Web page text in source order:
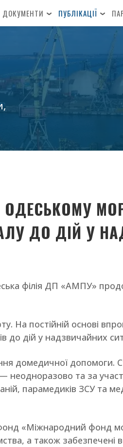
ДОКУМЕНТИ ПУБЛІКАЦІЇ
ОДЕСЬКОМУ
ДО ДІЙ У
філія ДП «АМПУ»
На постійній основі
до дій у надзвичайних
домедичної допомоги.
та за
парамедиків ЗСУ та
«Міжнародний фонд
а також забезпечені